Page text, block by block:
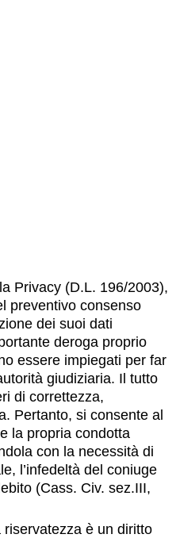
Privacy (D.L. 196/2003),
preventivo consenso
dei suoi dati
deroga proprio
essere impiegati per far
giudiziaria. Il tutto
di correttezza,
Pertanto, si consente al
la propria condotta
con la necessità di
l’infedeltà del coniuge
(Cass. Civ. sez.III,
è un diritto